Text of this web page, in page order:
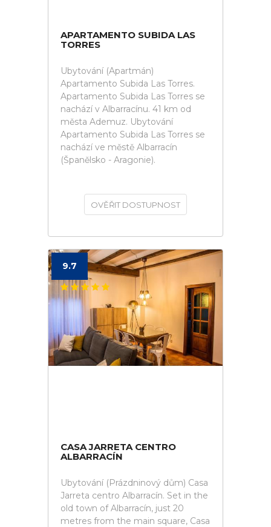
APARTAMENTO SUBIDA LAS
TORRES
Ubytování (Apartmán)
Apartamento Subida Las Torres.
Apartamento Subida Las Torres se
nachází v Albarracínu. 41 km od
města Ademuz. Ubytování
Apartamento Subida Las Torres se
nachází ve městě Albarracín
(Španělsko - Aragonie).
OVĚŘIT DOSTUPNOST
9.7
CASA JARRETA CENTRO
ALBARRACÍN
Ubytování (Prázdninový dům) Casa
Jarreta centro Albarracín. Set in the
old town of Albarracín, just 20
metres from the main square, Casa